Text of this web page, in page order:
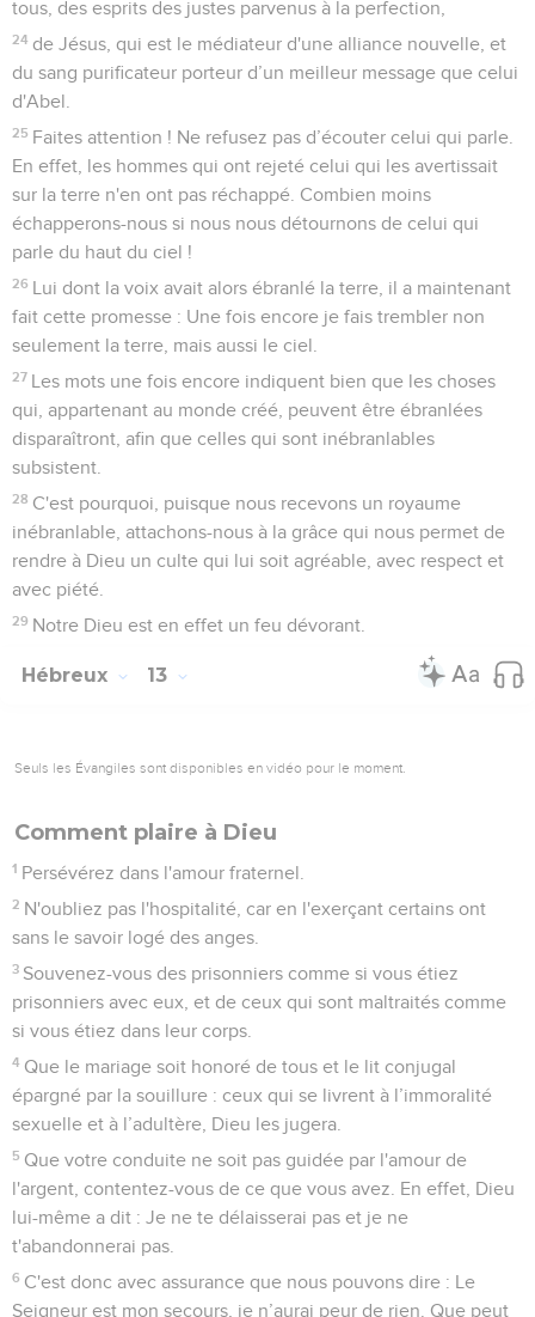
tous, des esprits des justes parvenus à la perfection,
24 de Jésus, qui est le médiateur d'une alliance nouvelle, et
du sang purificateur porteur d’un meilleur message que celui
d'Abel.
25 Faites attention ! Ne refusez pas d’écouter celui qui parle.
En effet, les hommes qui ont rejeté celui qui les avertissait
sur la terre n'en ont pas réchappé. Combien moins
échapperons-nous si nous nous détournons de celui qui
parle du haut du ciel !
26 Lui dont la voix avait alors ébranlé la terre, il a maintenant
fait cette promesse : Une fois encore je fais trembler non
seulement la terre, mais aussi le ciel.
27 Les mots une fois encore indiquent bien que les choses
qui, appartenant au monde créé, peuvent être ébranlées
disparaîtront, afin que celles qui sont inébranlables
subsistent.
28 C'est pourquoi, puisque nous recevons un royaume
inébranlable, attachons-nous à la grâce qui nous permet de
rendre à Dieu un culte qui lui soit agréable, avec respect et
avec piété.
29 Notre Dieu est en effet un feu dévorant.
Hébreux 13
Seuls les Évangiles sont disponibles en vidéo pour le moment.
Comment plaire à Dieu
1 Persévérez dans l'amour fraternel.
2 N'oubliez pas l'hospitalité, car en l'exerçant certains ont
sans le savoir logé des anges.
3 Souvenez-vous des prisonniers comme si vous étiez
prisonniers avec eux, et de ceux qui sont maltraités comme
si vous étiez dans leur corps.
4 Que le mariage soit honoré de tous et le lit conjugal
épargné par la souillure : ceux qui se livrent à l’immoralité
sexuelle et à l’adultère, Dieu les jugera.
5 Que votre conduite ne soit pas guidée par l'amour de
l'argent, contentez-vous de ce que vous avez. En effet, Dieu
lui-même a dit : Je ne te délaisserai pas et je ne
t'abandonnerai pas.
6 C'est donc avec assurance que nous pouvons dire : Le
Seigneur est mon secours, je n’aurai peur de rien. Que peut